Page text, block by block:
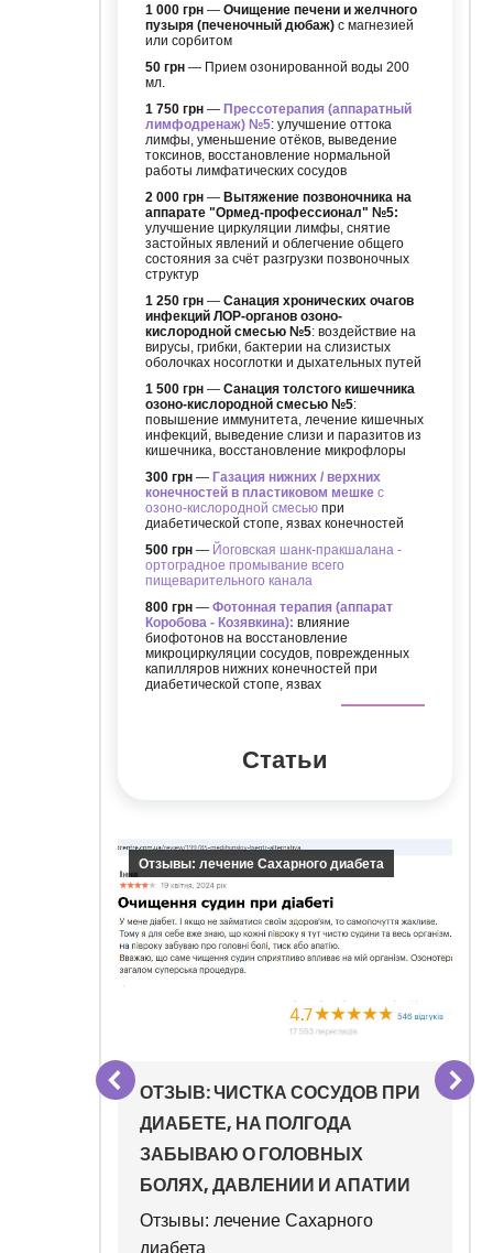
1 000 грн — Очищение печени и желчного
пузыря (печеночный дюбаж) с магнезией
или сорбитом
50 грн — Прием озонированной воды 200
мл.
1 750 грн — Прессотерапия (аппаратный
лимфодренаж) №5: улучшение оттока
лимфы, уменьшение отёков, выведение
токсинов, восстановление нормальной
работы лимфатических сосудов
2 000 грн — Вытяжение позвоночника на
аппарате "Ормед-профессионал" №5:
улучшение циркуляции лимфы, снятие
застойных явлений и облегчение общего
состояния за счёт разгрузки позвоночных
структур
1 250 грн — Санация хронических очагов
инфекций ЛОР-органов озоно-
кислородной смесью №5: воздействие на
вирусы, грибки, бактерии на слизистых
оболочках носоглотки и дыхательных путей
1 500 грн — Санация толстого кишечника
озоно-кислородной смесью №5:
повышение иммунитета, лечение кишечных
инфекций, выведение слизи и паразитов из
кишечника, восстановление микрофлоры
300 грн — Газация нижних / верхних
конечностей в пластиковом мешке с
озоно-кислородной смесью при
диабетической стопе, язвах конечностей
500 грн — Йоговская шанк-пракшалана -
ортоградное промывание всего
пищеварительного канала
800 грн — Фотонная терапия (аппарат
Коробова - Козявкина): влияние
биофотонов на восстановление
микроциркуляции сосудов, поврежденных
капилляров нижних конечностей при
диабетической стопе, язвах
Статьи
Отзывы: лечение Сахарного диабета
ОТЗЫВ: ЧИСТКА СОСУДОВ ПРИ
ДИАБЕТЕ, НА ПОЛГОДА
ЗАБЫВАЮ О ГОЛОВНЫХ
БОЛЯХ, ДАВЛЕНИИ И АПАТИИ
Отзывы: лечение Сахарного
диабета